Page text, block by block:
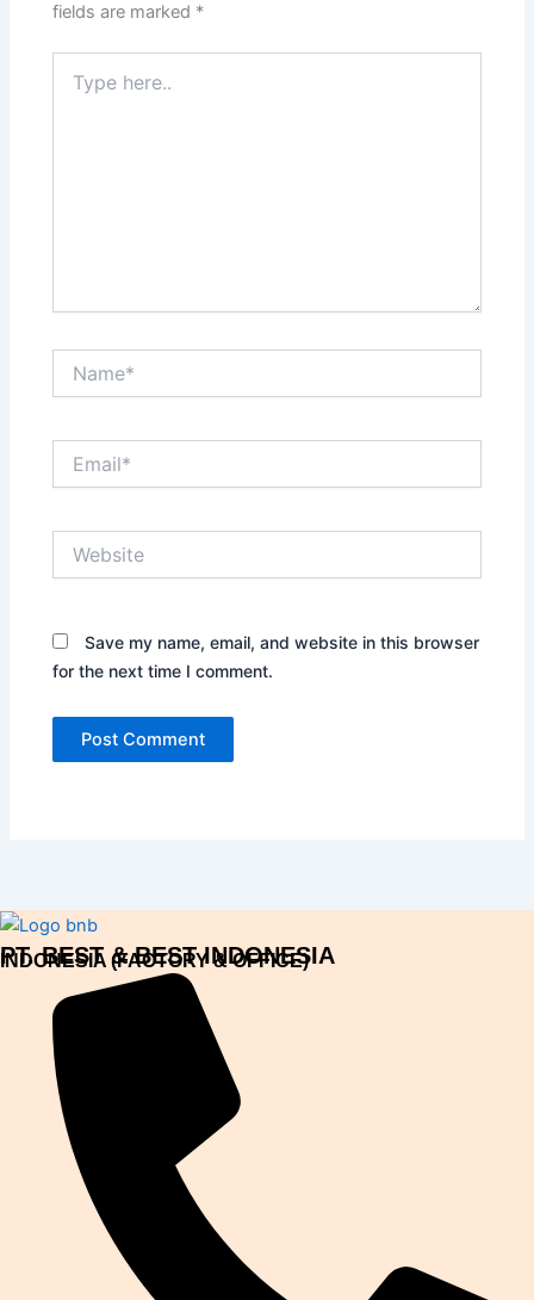
fields are marked *
here..
Save my name, email, and website in this browser
for the next time I comment.
PT. BEST & BEST INDONESIA
INDONESIA (FACTORY & OFFICE)